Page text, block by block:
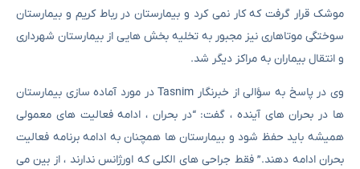
موشک قرار گرفت که کار نمی کرد و بیمارستان در رباط کریم و بیمارستان
سوختگی موتاهاری نیز مجبور به تخلیه بخش هایی از بیمارستان شهرداری
و انتقال بیماران به مراکز دیگر شد.
وی در پاسخ به سؤالی از خبرنگار Tasnim در مورد آماده سازی بیمارستان
ها در بحران های آینده ، گفت: “در بحران ، ادامه فعالیت های معمولی
همیشه باید حفظ شود و بیمارستان ها همچنان به ادامه برنامه فعالیت
بحران ادامه دهند.” فقط جراحی های الکلی که اورژانس ندارند ، از بین می